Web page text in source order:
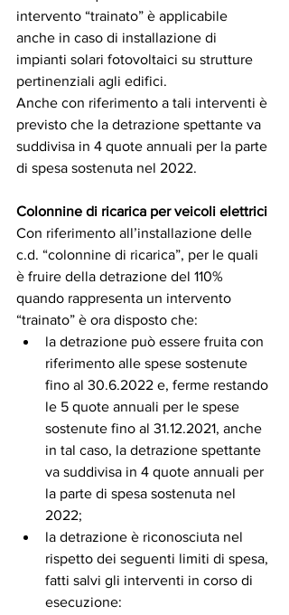
intervento “trainato” è applicabile
anche in caso di installazione di
impianti solari fotovoltaici su strutture
pertinenziali agli edifici.
Anche con riferimento a tali interventi è
previsto che la detrazione spettante va
suddivisa in 4 quote annuali per la parte
di spesa sostenuta nel 2022.
Colonnine di ricarica per veicoli elettrici
Con riferimento all’installazione delle
c.d. “colonnine di ricarica”, per le quali
è fruire della detrazione del 110%
quando rappresenta un intervento
“trainato” è ora disposto che:
la detrazione può essere fruita con
riferimento alle spese sostenute
fino al 30.6.2022 e, ferme restando
le 5 quote annuali per le spese
sostenute fino al 31.12.2021, anche
in tal caso, la detrazione spettante
va suddivisa in 4 quote annuali per
la parte di spesa sostenuta nel
2022;
la detrazione è riconosciuta nel
rispetto dei seguenti limiti di spesa,
fatti salvi gli interventi in corso di
esecuzione: